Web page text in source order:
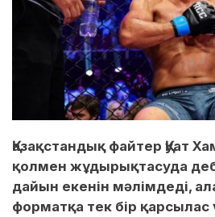
Қазақстандық файтер Қуат
қолмен жұдырықтасуда
дайын екенін мәлімдеді,
форматқа тек бір қарсылас